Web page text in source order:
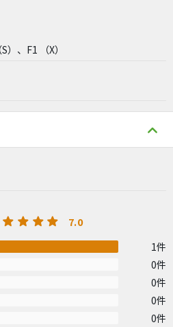
、F1 （X）
7.0
1件
0件
0件
0件
0件